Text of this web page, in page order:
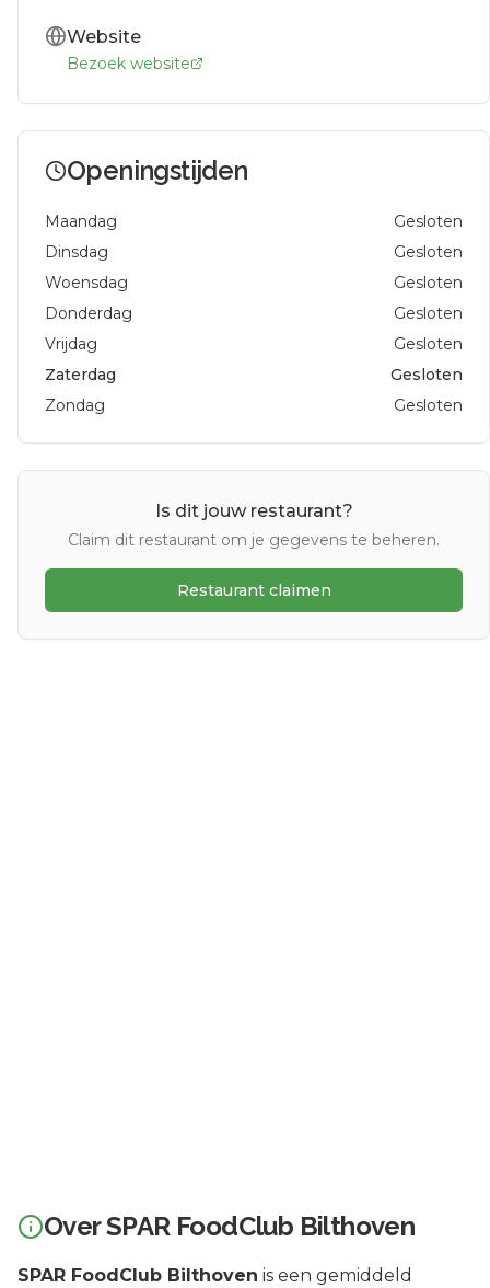
Website
Bezoek website
Openingstijden
Maandag
Gesloten
Dinsdag
Gesloten
Woensdag
Gesloten
Donderdag
Gesloten
Vrijdag
Gesloten
Zaterdag
Gesloten
Zondag
Gesloten
Is dit jouw restaurant?
Claim dit restaurant om je gegevens te beheren.
Restaurant claimen
OverSPAR FoodClub Bilthoven
SPAR FoodClub Bilthoven is een gemiddeld